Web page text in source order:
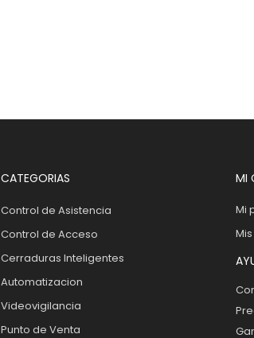
CATEGORIAS
Control de Asistencia
Control de Acceso
Cerraduras Inteligentes
Automatizacion
Videovigilancia
Punto de Venta
MI
Mi